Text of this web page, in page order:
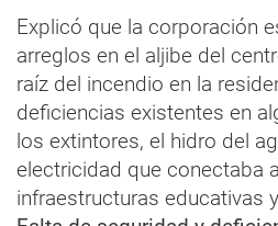
Explicó que la corporación
arreglos en el aljibe del
raíz del incendio en la
deficiencias existentes en
los extintores, el hidro del
electricidad que conectaba
infraestructuras educativas